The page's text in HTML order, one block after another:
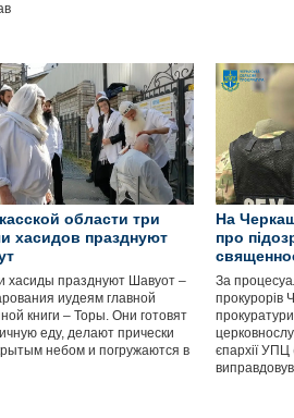
области три
хасидов празднуют
хасиды празднуют Шавуот –
иудеям главной
книги – Торы. Они готовят
еду, делают прически
небом и погружаются в
На
про
За
прокурорів
єпархії